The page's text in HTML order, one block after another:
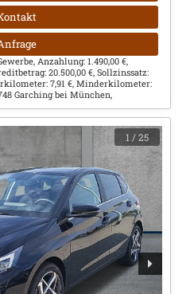
Anzahlung: 1.490,00 €,
20.500,00 €, Sollzinssatz:
7,91 €, Minderkilometer:
Garching bei München,
1/ 25